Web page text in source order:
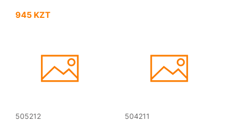
945 KZT
505212 504211